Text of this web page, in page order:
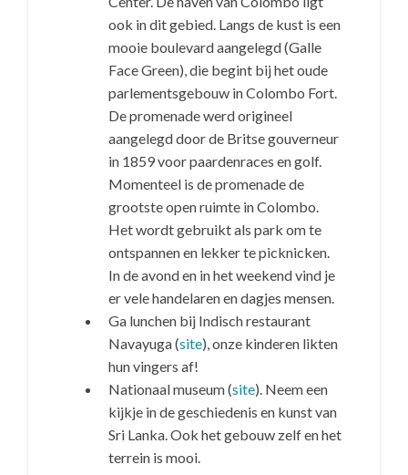
ook in dit gebied. Langs de kust is een
mooie boulevard aangelegd (Galle
Face Green), die begint bij het oude
parlementsgebouw in Colombo Fort.
De promenade werd origineel
aangelegd door de Britse gouverneur
in 1859 voor paardenraces en golf.
Momenteel is de promenade de
grootste open ruimte in Colombo.
Het wordt gebruikt als park om te
ontspannen en lekker te picknicken.
In de avond en in het weekend vind je
er vele handelaren en dagjes mensen.
Ga lunchen bij Indisch restaurant
Navayuga (site), onze kinderen likten
hun vingers af!
Nationaal museum (site). Neem een
kijkje in de geschiedenis en kunst van
Sri Lanka. Ook het gebouw zelf en het
terrein is mooi.